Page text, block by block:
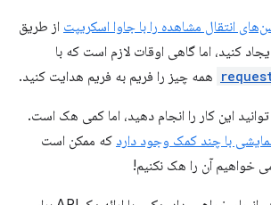
انتقال مشاهده را با جاوا اسکریپت از طریق
ایجاد کنید، اما گاهی اوقات لازم است که با
همه چیز را فریم به فریم هدایت کنید.
این کار را انجام دهید، اما کمی هک است.
با چند کمک وجود دارد که ممکن است
خواهیم آن را هک نکنیم!